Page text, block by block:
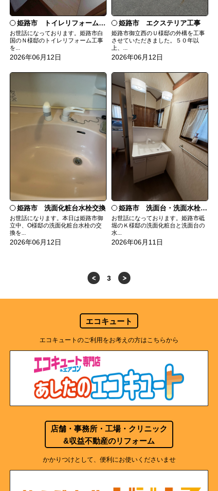
姫路市 トイレリフォーム工事
お世話になっております。姫路市白
国のＮ様邸のトイレリフォーム工事
を...
2026年06月12日
姫路市 エクステリア工事
姫路市御立西のＵ様邸の外構を工事
させていただきました。５０年以
上、...
2026年06月12日
姫路市 洗面化粧台水栓交換
お世話になります。本日は姫路市御
立中、O様邸の洗面化粧台水栓の交
換を...
2026年06月12日
姫路市 洗面台・洗面水栓取替工事
お世話になっております。姫路市砥
堀のＫ様邸の洗面化粧台と洗面台の
水...
2026年06月11日
< 3 >
エコキュート
エコキュートのご利用をお考えの方はこちらから
店舗・事務所・工場・クリニック
&収益不動産のリフォーム
かかりつけとして、便利にお使いくださいませ